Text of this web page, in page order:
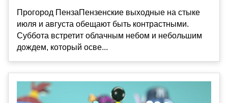
Прогород ПензаПензенские выходные на стыке
июля и августа обещают быть контрастными.
Суббота встретит облачным небом и небольшим
дождем, который осве...